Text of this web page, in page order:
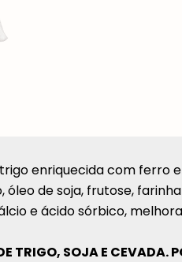
enriquecida com ferro
de soja, frutose,
e ácido sórbico,
TRIGO, SOJA E CEVADA.